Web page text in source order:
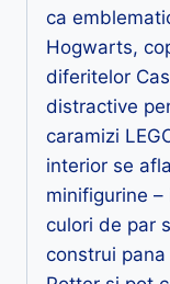
ca
Hogwarts,
diferitelor
distractive
caramizi
interior se
minifigurine
culori de par
construi